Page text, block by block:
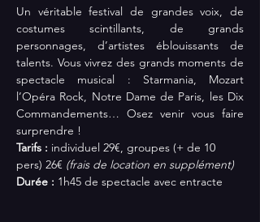
Un véritable festival de grandes voix, de
costumes scintillants, de grands
personnages, d’artistes éblouissants de
talents. Vous vivrez des grands moments de
spectacle musical : Starmania, Mozart
l’Opéra Rock, Notre Dame de Paris, les Dix
Commandements… Osez venir vous faire
surprendre !
Tarifs : individuel 29€, groupes (+ de 10
pers) 26€ (frais de location en supplément)
Durée : 1h45 de spectacle avec entracte